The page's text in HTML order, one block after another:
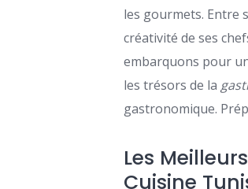
les gourmets. Entre
créativité de ses
embarquons pour
les trésors de la
gastronomique.
Les
Cuisine